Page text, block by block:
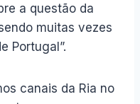
a questão da
muitas vezes
Portugal”.
canais da Ria no